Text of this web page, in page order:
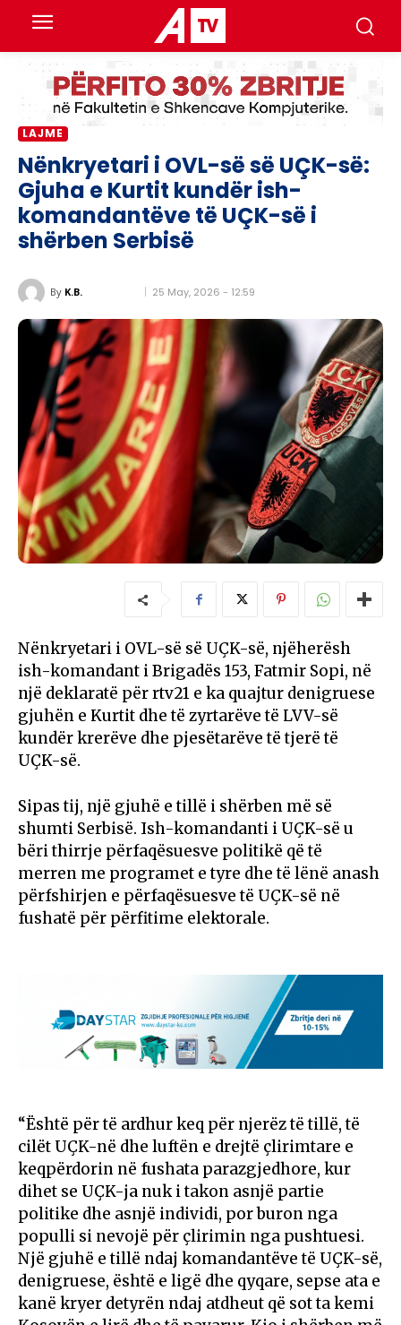
LAJME
Nënkryetari i OVL-së së UÇK-së:
Gjuha e Kurtit kundër ish-
komandantëve të UÇK-së i
shërben Serbisë
By K.B. 25 May, 2026 - 12:59
Nënkryetari i OVL-së së UÇK-së, njëherësh
ish-komandant i Brigadës 153, Fatmir Sopi, në
një deklaratë për rtv21 e ka quajtur denigruese
gjuhën e Kurtit dhe të zyrtarëve të LVV-së
kundër krerëve dhe pjesëtarëve të tjerë të
UÇK-së.
Sipas tij, një gjuhë e tillë i shërben më së
shumti Serbisë. Ish-komandanti i UÇK-së u
bëri thirrje përfaqësuesve politikë që të
merren me programet e tyre dhe të lënë anash
përfshirjen e përfaqësuesve të UÇK-së në
fushatë për përfitime elektorale.
“Është për të ardhur keq për njerëz të tillë, të
cilët UÇK-në dhe luftën e drejtë çlirimtare e
keqpërdorin në fushata parazgjedhore, kur
dihet se UÇK-ja nuk i takon asnjë partie
politike dhe asnjë individi, por buron nga
populli si nevojë për çlirimin nga pushtuesi.
Një gjuhë e tillë ndaj komandantëve të UÇK-së,
denigruese, është e ligë dhe qyqare, sepse ata e
kanë kryer detyrën ndaj atdheut që sot ta kemi